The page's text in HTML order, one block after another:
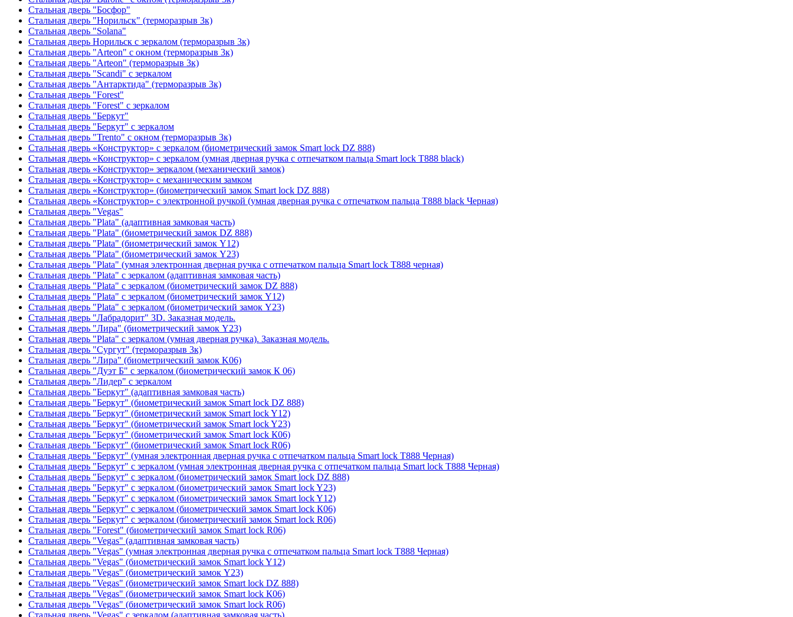
Стальная дверь "Босфор"
Стальная дверь "Норильск" (терморазрыв 3к)
Стальная дверь "Solana"
Стальная дверь Норильск с зеркалом (терморазрыв 3к)
Стальная дверь "Arteon" с окном (терморазрыв 3к)
Стальная дверь "Arteon" (терморазрыв 3к)
Стальная дверь "Scandi" с зеркалом
Стальная дверь "Антарктида" (терморазрыв 3к)
Стальная дверь "Forest"
Стальная дверь "Forest" с зеркалом
Стальная дверь "Беркут"
Стальная дверь "Беркут" с зеркалом
Стальная дверь "Trento" с окном (терморазрыв 3к)
Стальная дверь «Конструктор» с зеркалом (биометрический замок Smart lock DZ 888)
Стальная дверь «Конструктор» с зеркалом (умная дверная ручка с отпечатком пальца Smart lock T888 black)
Стальная дверь «Конструктор» зеркалом (механический замок)
Стальная дверь «Конструктор» с механическим замком
Стальная дверь «Конструктор» (биометрический замок Smart lock DZ 888)
Стальная дверь «Конструктор» с электронной ручкой (умная дверная ручка с отпечатком пальца T888 black Черная)
Стальная дверь "Vegas"
Стальная дверь "Plata" (адаптивная замковая часть)
Стальная дверь "Plata" (биометрический замок DZ 888)
Стальная дверь "Plata" (биометрический замок Y12)
Стальная дверь "Plata" (биометрический замок Y23)
Стальная дверь "Plata" (умная электронная дверная ручка с отпечатком пальца Smart lock T888 черная)
Стальная дверь "Plata" с зеркалом (адаптивная замковая часть)
Стальная дверь "Plata" с зеркалом (биометрический замок DZ 888)
Стальная дверь "Plata" с зеркалом (биометрический замок Y12)
Стальная дверь "Plata" с зеркалом (биометрический замок Y23)
Стальная дверь "Лабрадорит" 3D. Заказная модель.
Стальная дверь "Лира" (биометрический замок Y23)
Стальная дверь "Plata" с зеркалом (умная дверная ручка). Заказная модель.
Стальная дверь "Сургут" (терморазрыв 3к)
Стальная дверь "Лира" (биометрический замок K06)
Стальная дверь "Дуэт Б" с зеркалом (биометрический замок К 06)
Стальная дверь "Лидер" с зеркалом
Стальная дверь "Беркут" (адаптивная замковая часть)
Стальная дверь "Беркут" (биометрический замок Smart lock DZ 888)
Стальная дверь "Беркут" (биометрический замок Smart lock Y12)
Стальная дверь "Беркут" (биометрический замок Smart lock Y23)
Стальная дверь "Беркут" (биометрический замок Smart lock К06)
Стальная дверь "Беркут" (биометрический замок Smart lock R06)
Стальная дверь "Беркут" (умная электронная дверная ручка с отпечатком пальца Smart lock T888 Черная)
Стальная дверь "Беркут" с зеркалом (умная электронная дверная ручка с отпечатком пальца Smart lock T888 Черная)
Стальная дверь "Беркут" с зеркалом (биометрический замок Smart lock DZ 888)
Стальная дверь "Беркут" с зеркалом (биометрический замок Smart lock Y23)
Стальная дверь "Беркут" с зеркалом (биометрический замок Smart lock Y12)
Стальная дверь "Беркут" с зеркалом (биометрический замок Smart lock К06)
Стальная дверь "Беркут" с зеркалом (биометрический замок Smart lock R06)
Стальная дверь "Forest" (биометрический замок Smart lock R06)
Стальная дверь "Vegas" (адаптивная замковая часть)
Стальная дверь "Vegas" (умная электронная дверная ручка с отпечатком пальца Smart lock T888 Черная)
Стальная дверь "Vegas" (биометрический замок Smart lock Y12)
Стальная дверь "Vegas" (биометрический замок Y23)
Стальная дверь "Vegas" (биометрический замок Smart lock DZ 888)
Стальная дверь "Vegas" (биометрический замок Smart lock К06)
Стальная дверь "Vegas" (биометрический замок Smart lock R06)